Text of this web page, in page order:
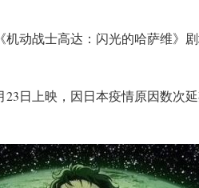
机动战士高达：闪光的哈萨维》
23日上映，因日本疫情原因数次